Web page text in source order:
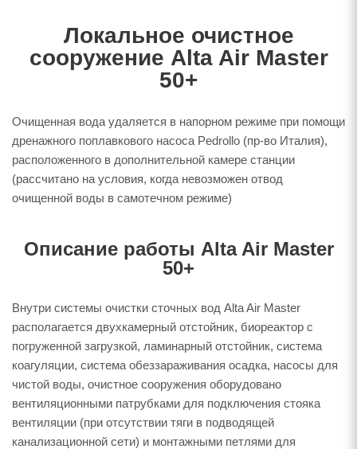
Локальное очистное
сооружение Alta Air Master
50+
Очищенная вода удаляется в напорном режиме при помощи
дренажного поплавкового насоса Pedrollo (пр-во Италия),
расположенного в дополнительной камере станции
(рассчитано на условия, когда невозможен отвод
очищенной воды в самотечном режиме)
Описание работы Alta Air Master
50+
Внутри системы очистки сточных вод Alta Air Master
располагается двухкамерный отстойник, биореактор с
погруженной загрузкой, ламинарный отстойник, система
коагуляции, система обеззараживания осадка, насосы для
чистой воды, очистное сооружения оборудовано
вентиляционными патрубками для подключения стояка
вентиляции (при отсутствии тяги в подводящей
канализационной сети) и монтажными петлями для